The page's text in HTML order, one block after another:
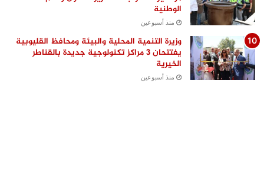
الوطنية
منذ أسبوعين
وزيرة التنمية المحلية والبيئة ومحافظ القليوبية
يفتتحان 3 مراكز تكنولوجية جديدة بالقناطر
الخيرية
منذ أسبوعين